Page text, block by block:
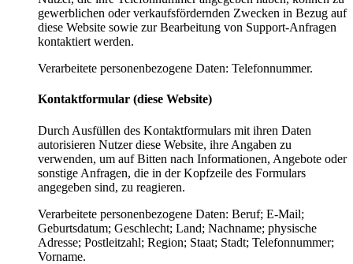
gewerblichen oder verkaufsfördernden Zwecken in Bezug auf
diese Website sowie zur Bearbeitung von Support-Anfragen
kontaktiert werden.
Verarbeitete personenbezogene Daten: Telefonnummer.
Kontaktformular (diese Website)
Durch Ausfüllen des Kontaktformulars mit ihren Daten
autorisieren Nutzer diese Website, ihre Angaben zu
verwenden, um auf Bitten nach Informationen, Angebote oder
sonstige Anfragen, die in der Kopfzeile des Formulars
angegeben sind, zu reagieren.
Verarbeitete personenbezogene Daten: Beruf; E-Mail;
Geburtsdatum; Geschlecht; Land; Nachname; physische
Adresse; Postleitzahl; Region; Staat; Stadt; Telefonnummer;
Vorname.